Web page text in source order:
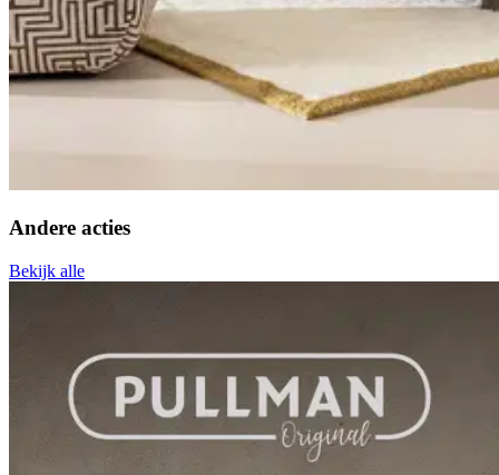
Andere acties
Bekijk alle